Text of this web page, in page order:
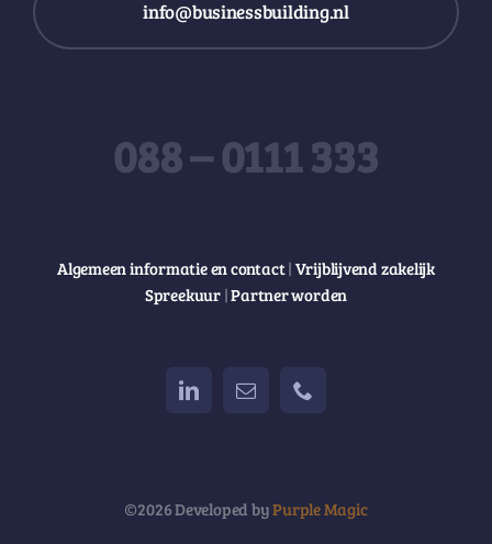
info@businessbuilding.nl
088 – 0111 333
Algemeen informatie en contact | Vrijblijvend zakelijk
Spreekuur |Partner worden
©2026 Developed byPurple Magic